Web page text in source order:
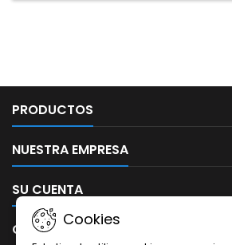
PRODUCTOS
NUESTRA EMPRESA
SU CUENTA
CONTACTO
Cookies